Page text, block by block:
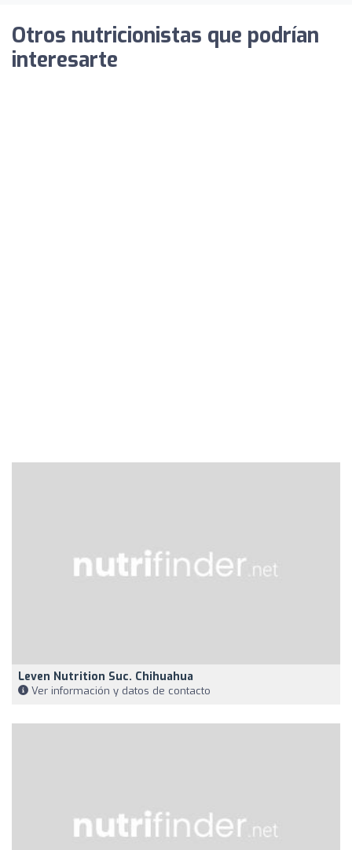
Otros nutricionistas que podrían
interesarte
Leven Nutrition Suc. Chihuahua
Ver información y datos de contacto